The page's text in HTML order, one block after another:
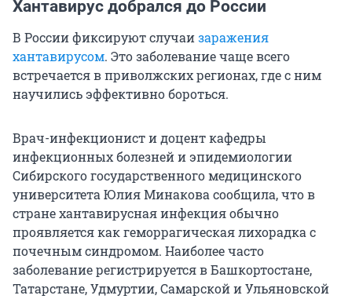
Хантавирус добрался до России
В России фиксируют случаизаражения
хантавирусом. Это заболевание чаще всего
встречается в приволжских регионах, где с ним
научились эффективно бороться.
Врач-инфекционист и доцент кафедры
инфекционных болезней и эпидемиологии
Сибирского государственного медицинского
университета Юлия Минакова сообщила, что в
стране хантавирусная инфекция обычно
проявляется как геморрагическая лихорадка с
почечным синдромом. Наиболее часто
заболевание регистрируется в Башкортостане,
Татарстане, Удмуртии, Самарской и Ульяновской